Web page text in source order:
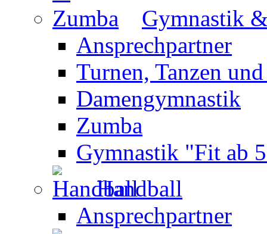
Gymnastik
Ansprechpartner
Turnen, Tanzen
Damengymnastik
Zumba
Gymnastik "Fit ab
Handball
Ansprechpartner